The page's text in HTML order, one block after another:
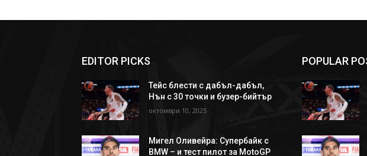
EDITOR PICKS
Тейс блести с дабъл-дабъл,
Нън с 30 точки и бузер-бийтър
октомври 10, 2025
Мигел Оливейра: Супербайк с
BMW – и тест пилот за MotoGP
POPULAR